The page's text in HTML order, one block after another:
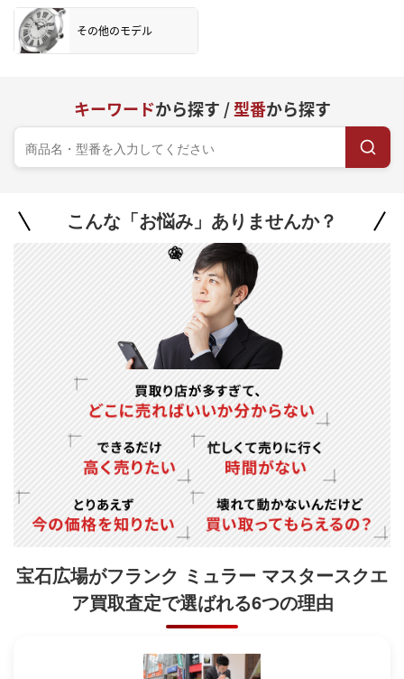
その他のモデル
キーワードから探す /型番から探す
こんな「お悩み」ありませんか？
宝石広場がフランク ミュラー マスタースクエ
ア買取査定で選ばれる6つの理由